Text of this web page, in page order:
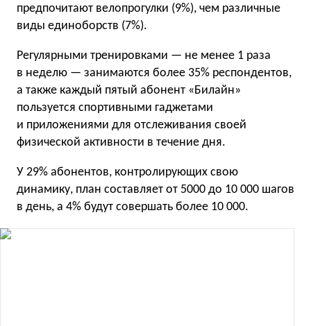
предпочитают велопрогулки (9%), чем различные
виды единоборств (7%).
Регулярными тренировками — не менее 1 раза
в неделю — занимаются более 35% респондентов,
а также каждый пятый абонент «Билайн»
пользуется спортивными гаджетами
и приложениями для отслеживания своей
физической активности в течение дня.
У 29% абонентов, контролирующих свою
динамику, план составляет от 5000 до 10 000 шагов
в день, а 4% будут совершать более 10 000.